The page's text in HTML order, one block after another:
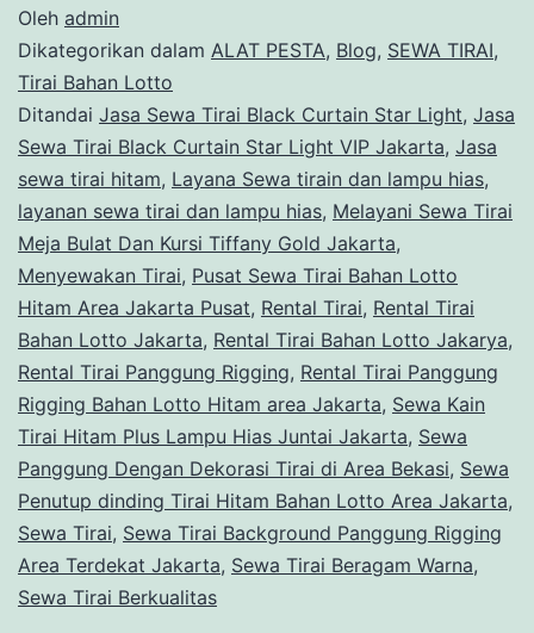
Oleh admin
Dikategorikan dalam ALAT PESTA, Blog, SEWA TIRAI,
Tirai Bahan Lotto
Ditandai Jasa Sewa Tirai Black Curtain Star Light, Jasa
Sewa Tirai Black Curtain Star Light VIP Jakarta, Jasa
sewa tirai hitam, Layana Sewa tirain dan lampu hias,
layanan sewa tirai dan lampu hias, Melayani Sewa Tirai
Meja Bulat Dan Kursi Tiffany Gold Jakarta,
Menyewakan Tirai, Pusat Sewa Tirai Bahan Lotto
Hitam Area Jakarta Pusat, Rental Tirai, Rental Tirai
Bahan Lotto Jakarta, Rental Tirai Bahan Lotto Jakarya,
Rental Tirai Panggung Rigging, Rental Tirai Panggung
Rigging Bahan Lotto Hitam area Jakarta, Sewa Kain
Tirai Hitam Plus Lampu Hias Juntai Jakarta, Sewa
Panggung Dengan Dekorasi Tirai di Area Bekasi, Sewa
Penutup dinding Tirai Hitam Bahan Lotto Area Jakarta,
Sewa Tirai, Sewa Tirai Background Panggung Rigging
Area Terdekat Jakarta, Sewa Tirai Beragam Warna,
Sewa Tirai Berkualitas